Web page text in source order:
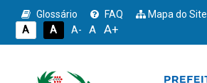
Glossário FAQ Mapa do Site
A
A A- A A+